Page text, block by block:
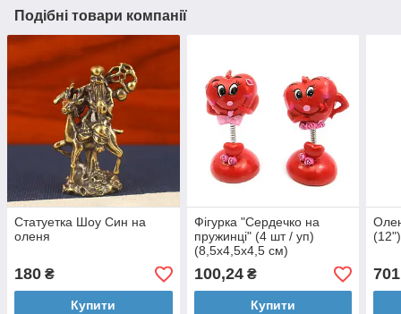
Подібні товари компанії
Статуетка Шоу Син на
оленя
180 ₴
Купити
Фігурка "Сердечко на
пружинці" (4 шт / уп)
(8,5х4,5х4,5 см)
100,24₴
Купити
(12")